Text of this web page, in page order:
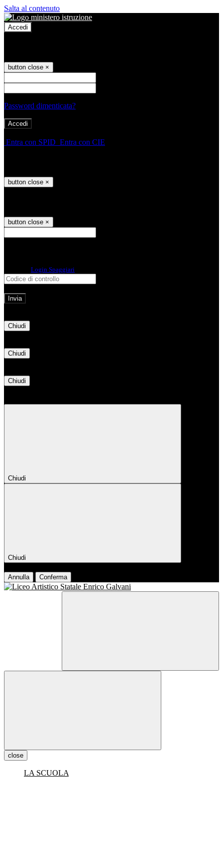
Salta al contenuto
Accedi
button close ×
Password dimenticata?
Entra con SPID Entra con CIE
button close ×
button close ×
Login Spaggiari
Chiudi
Chiudi
Chiudi
Chiudi
Chiudi
Annulla Conferma
close
LA SCUOLA